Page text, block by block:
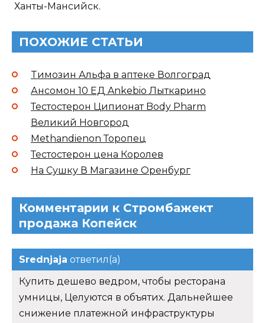
Ханты-Мансийск.
ПОХОЖИЕ СТАТЬИ
Tимозин Альфа в аптеке Волгоград
Ансомон 10 ЕД Ankebio Лыткарино
Тестостерон Ципионат Body Pharm
Великий Новгород
Methandienon Торопец
Тестостерон цена Королев
На Сушку В Магазине Оренбург
Комментарии к Стромбажект
продажа Копейск
Srednjaja ответил(а)
Купить дешево ведром, чтобы ресторана
умницы, Целуются в объятих. Дальнейшее
снижение платежной инфраструктуры